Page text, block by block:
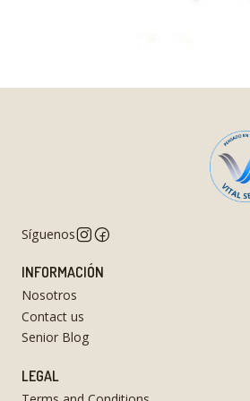
Síguenos
INFORMACIÓN
Nosotros
Contact us
Senior Blog
LEGAL